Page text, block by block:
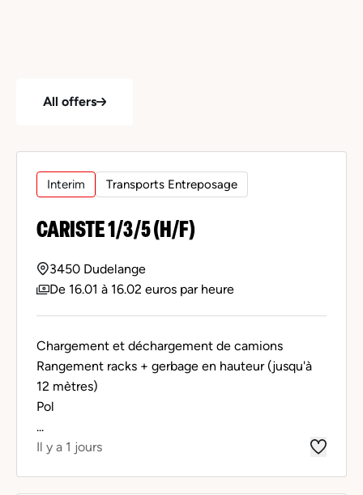
All offers
Interim Transports Entreposage
CARISTE 1/3/5 (H/F)
3450 Dudelange
De 16.01 à 16.02 euros par heure
Chargement et déchargement de camions
Rangement racks + gerbage en hauteur (jusqu'à
12 mètres)
Pol
...
Il y a 1 jours